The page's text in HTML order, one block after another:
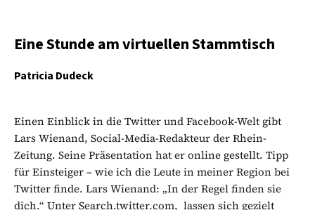
Eine Stunde am virtuellen Stammtisch
Patricia Dudeck
Einen Einblick in die Twitter und Facebook-Welt gibt
Lars Wienand, Social-Media-Redakteur der Rhein-
Zeitung. Seine Präsentation hat er online gestellt. Tipp
für Einsteiger – wie ich die Leute in meiner Region bei
Twitter finde. Lars Wienand: „In der Regel finden sie
dich.“ Unter Search.twitter.com, lassen sich gezielt